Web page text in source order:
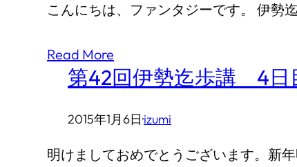
こんにちは、ファンタジーです。 伊勢
Read More
第42回伊勢迄歩講 4日
2015年1月6日·izumi
明けましておめでとうございます。新